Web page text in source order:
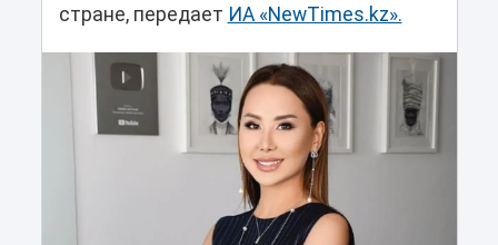
стране, передает ИА «NewTimes.kz».